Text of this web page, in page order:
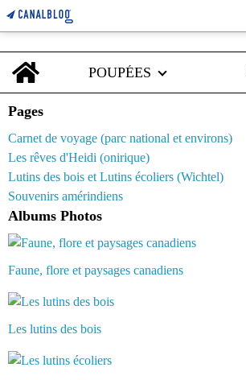
Home
POUPÉES
Pages
Carnet de voyage (parc national et environs)
Les rêves d'Heidi (onirique)
Lutins des bois et Lutins écoliers (Wichtel)
Souvenirs amérindiens
Albums Photos
Faune, flore et paysages canadiens
Les lutins des bois